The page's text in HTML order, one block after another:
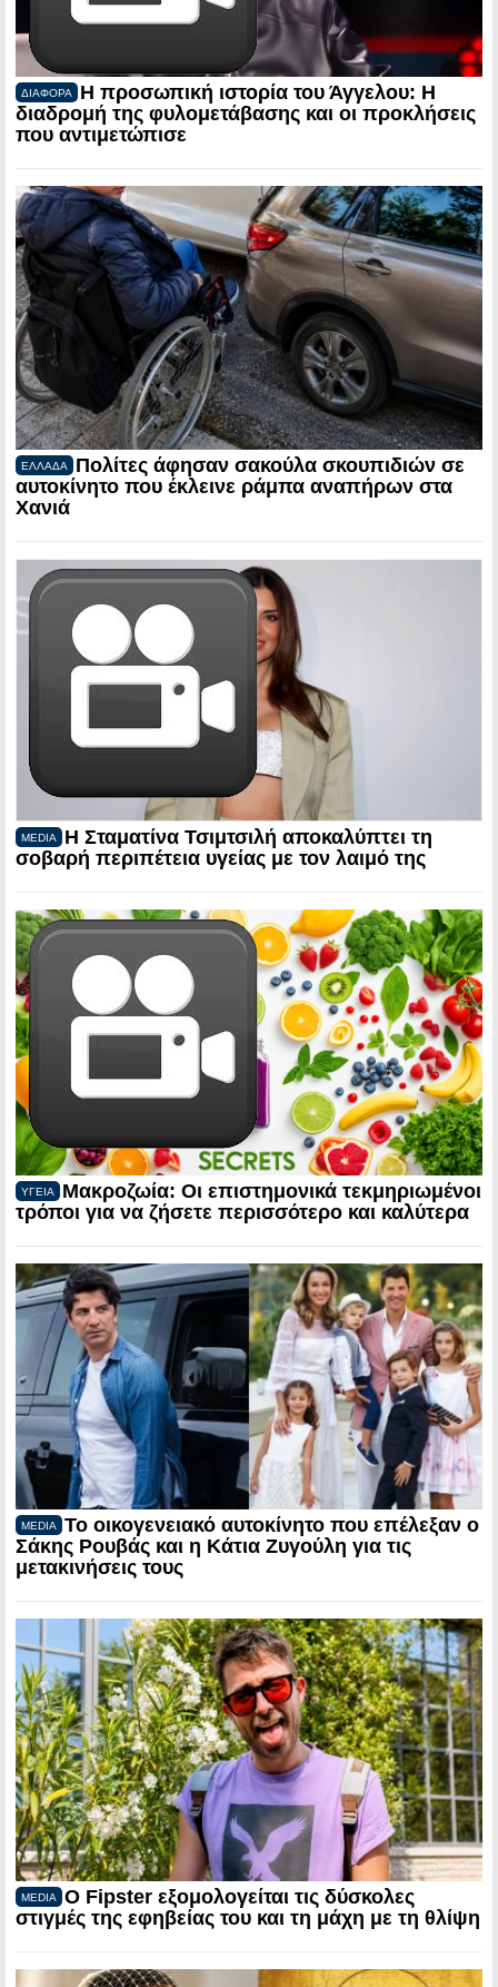
ΔΙΑΦΟΡΑ
Η προσωπική ιστορία του Άγγελου: Η
διαδρομή της φυλομετάβασης και οι προκλήσεις
που αντιμετώπισε
ΕΛΛΑΔΑ
Πολίτες άφησαν σακούλα σκουπιδιών σε
αυτοκίνητο που έκλεινε ράμπα αναπήρων στα
Χανιά
MEDIA
Η Σταματίνα Τσιμτσιλή αποκαλύπτει τη
σοβαρή περιπέτεια υγείας με τον λαιμό της
ΥΓΕΙΑ
Μακροζωία: Οι επιστημονικά τεκμηριωμένοι
τρόποι για να ζήσετε περισσότερο και καλύτερα
MEDIA
Το οικογενειακό αυτοκίνητο που επέλεξαν ο
Σάκης Ρουβάς και η Κάτια Ζυγούλη για τις
μετακινήσεις τους
MEDIA
Ο Fipster εξομολογείται τις δύσκολες
στιγμές της εφηβείας του και τη μάχη με τη θλίψη